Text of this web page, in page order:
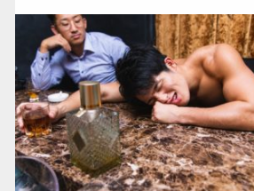
マッチョ
Update: 2023.09.6
Category:バーのマッチョ
オレンジの人
外資系筋肉
ダウンロード